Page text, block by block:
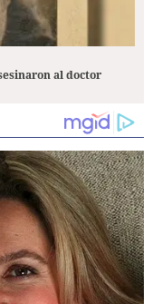
al doctor